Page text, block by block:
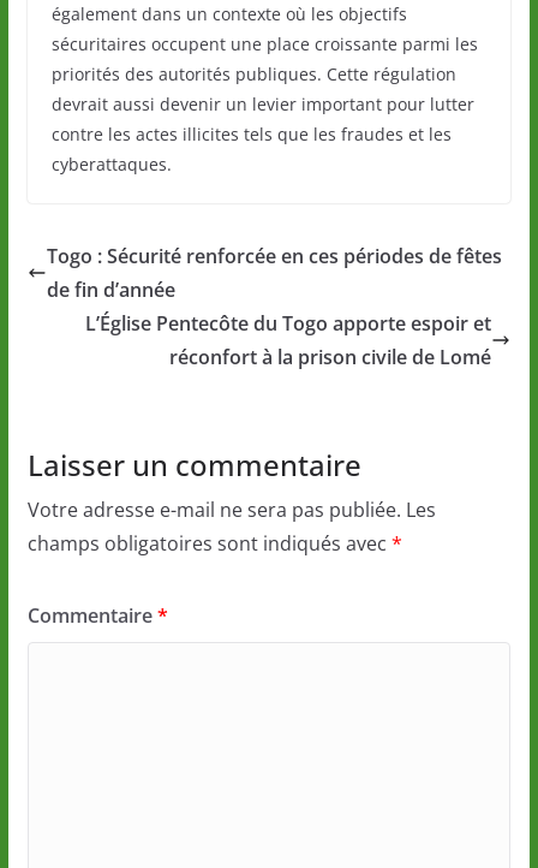
également dans un contexte où les objectifs
sécuritaires occupent une place croissante parmi les
priorités des autorités publiques. Cette régulation
devrait aussi devenir un levier important pour lutter
contre les actes illicites tels que les fraudes et les
cyberattaques.
Togo : Sécurité renforcée en ces périodes de fêtes
de fin d’année
L’Église Pentecôte du Togo apporte espoir et
réconfort à la prison civile de Lomé
Laisser un commentaire
Votre adresse e-mail ne sera pas publiée. Les
champs obligatoires sont indiqués avec *
Commentaire*